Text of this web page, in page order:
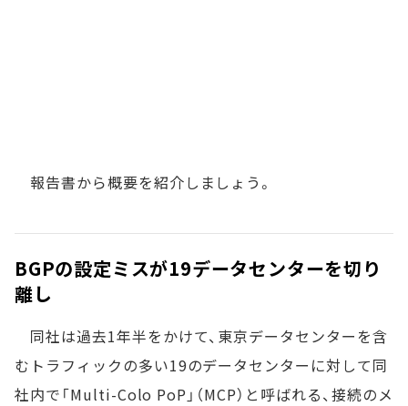
報告書から概要を紹介しましょう。
BGPの設定ミスが19データセンターを切り
離し
同社は過去1年半をかけて、東京データセンターを含
むトラフィックの多い19のデータセンターに対して同
社内で「Multi-Colo PoP」（MCP）と呼ばれる、接続のメ